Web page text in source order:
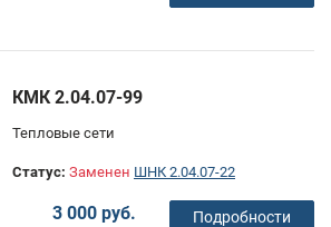
КМК 2.04.07-99
Тепловые сети
Статус: Заменен ШНК 2.04.07-22
3 000 руб. Подробности